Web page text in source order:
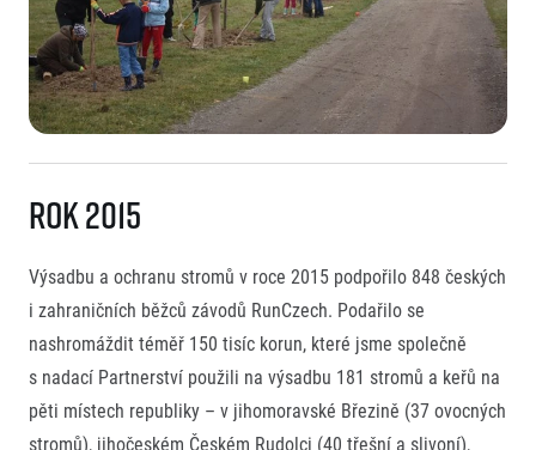
Rok 2015
Výsadbu a ochranu stromů v roce 2015 podpořilo 848 českých
i zahraničních běžců závodů RunCzech. Podařilo se
nashromáždit téměř 150 tisíc korun, které jsme společně
s nadací Partnerství použili na výsadbu 181 stromů a keřů na
pěti místech republiky – v jihomoravské Březině (37 ovocných
stromů), jihočeském Českém Rudolci (40 třešní a slivoní),